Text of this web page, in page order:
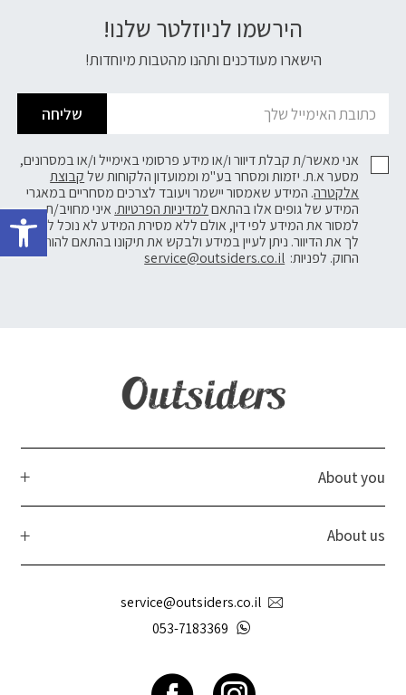
הירשמו לניוזלטר שלנו!
הישארו מעודכנים ותהנו מהטבות מיוחדות!
שליחה
אני מאשר/ת קבלת דיוור ו/או מידע פרסומי באימייל ו/או במסרונים,
מסער א.ת. יזמות ומסחר בע"מ וממועדון הלקוחות שלקבוצת
אלקטרה. המידע שאמסור יישמר ויעובד לצרכים מסחריים במאגרי
המידע של גופים אלו בהתאםלמדיניות הפרטיות. איני מחויב/ת
למסור את המידע לפי דין, אולם ללא מסירת המידע לא נוכל לשלוח
לך את הדיוור. ניתן לעיין במידע ולבקש את תיקונו בהתאם להוראות
החוק. לפניות: service@outsiders.co.il
About you
About us
service@outsiders.co.il
053-7183369